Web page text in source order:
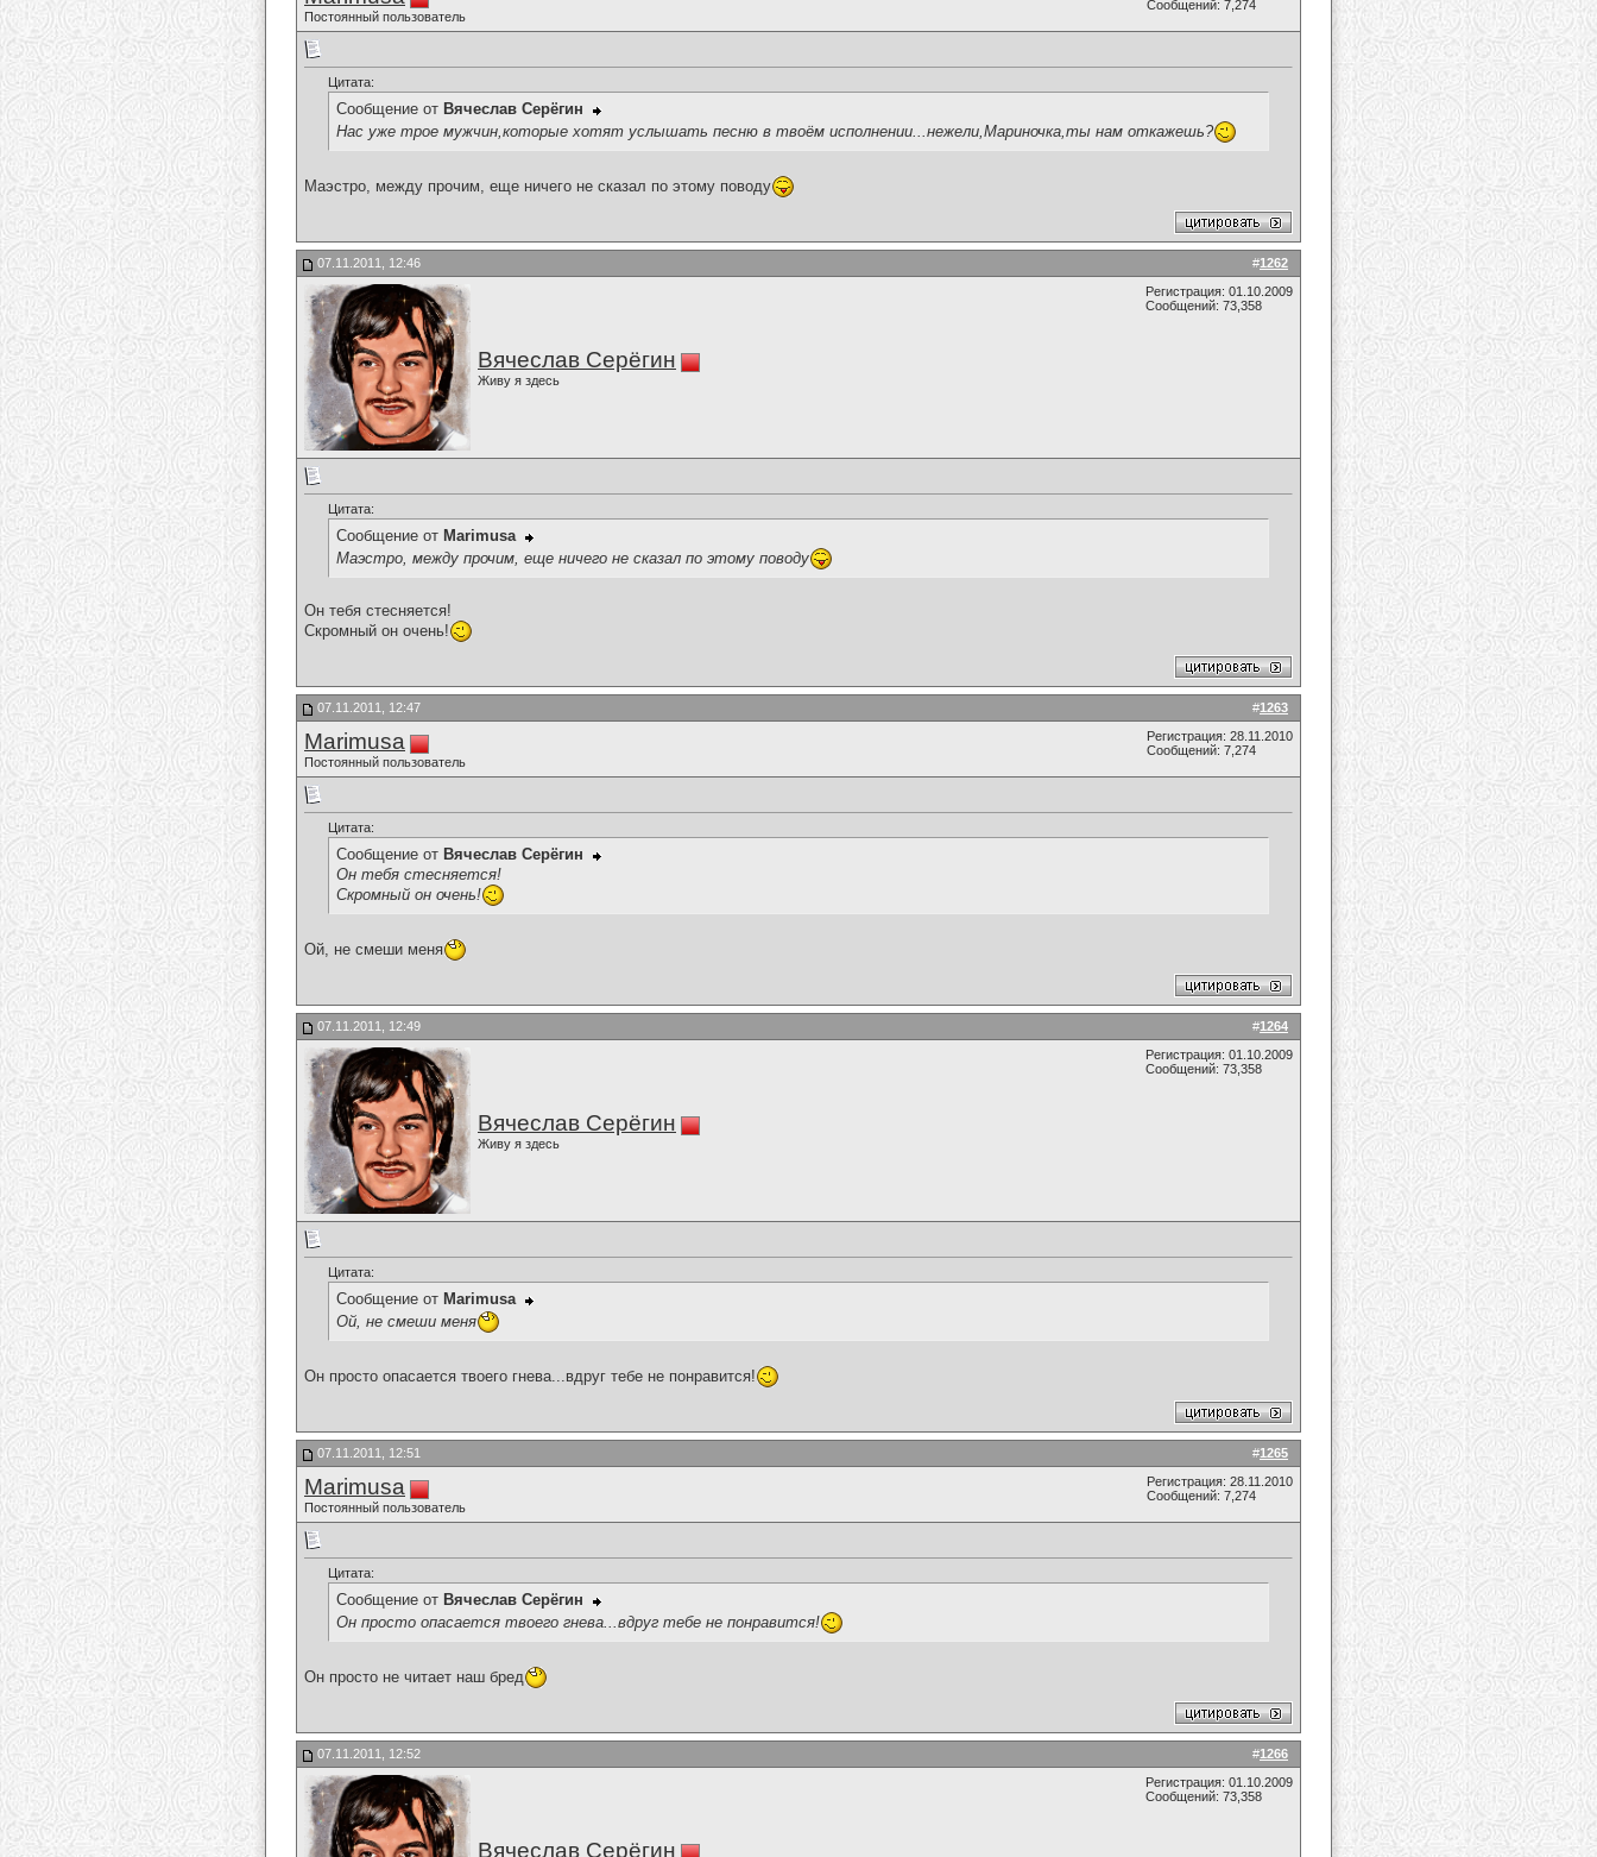
Постоянный пользователь
Сообщений: 7,274
Цитата:
Сообщение от Вячеслав Серёгин
Нас уже трое мужчин,которые хотят услышать песню в твоём исполнении...нежели,Мариночка,ты нам откажешь?
Маэстро, между прочим, еще ничего не сказал по этому поводу
#1262
07.11.2011, 12:46
Вячеслав Серёгин
Живу я здесь
Регистрация: 01.10.2009
Сообщений: 73,358
Цитата:
Сообщение от Marimusa
Маэстро, между прочим, еще ничего не сказал по этому поводу
Он тебя стесняется!
Скромный он очень!
#1263
07.11.2011, 12:47
Marimusa
Постоянный пользователь
Регистрация: 28.11.2010
Сообщений: 7,274
Цитата:
Сообщение от Вячеслав Серёгин
Он тебя стесняется!
Скромный он очень!
Ой, не смеши меня
#1264
07.11.2011, 12:49
Вячеслав Серёгин
Живу я здесь
Регистрация: 01.10.2009
Сообщений: 73,358
Цитата:
Сообщение от Marimusa
Ой, не смеши меня
Он просто опасается твоего гнева...вдруг тебе не понравится!
#1265
07.11.2011, 12:51
Marimusa
Постоянный пользователь
Регистрация: 28.11.2010
Сообщений: 7,274
Цитата:
Сообщение от Вячеслав Серёгин
Он просто опасается твоего гнева...вдруг тебе не понравится!
Он просто не читает наш бред
#1266
07.11.2011, 12:52
Вячеслав Серёгин
Регистрация: 01.10.2009
Сообщений: 73,358